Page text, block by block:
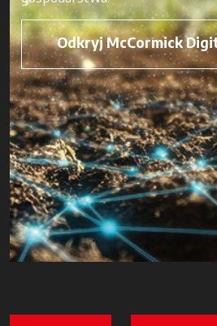
Odkryj McCormick